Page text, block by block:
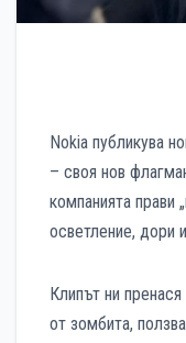
Nokia публикува
– своя нов
компанията прави
осветление, дори
Клипът ни
от зомбита,